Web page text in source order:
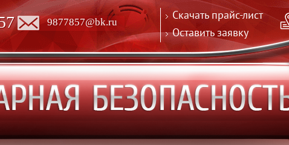
Скачать прайс-лист
Оставить заявку
9877857@bk.ru